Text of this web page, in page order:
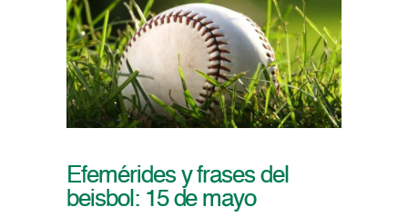
Efemérides y frases del
beisbol: 15 de mayo